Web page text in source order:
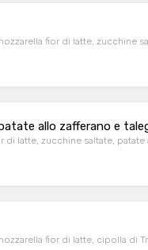
fior di latte, zucchine
allo zafferano e
di latte, zucchine saltate,
fior di latte, cipolla di